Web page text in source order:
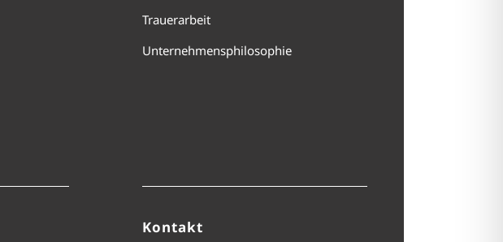
Trauerarbeit
Unternehmensphilosophie
Kontakt